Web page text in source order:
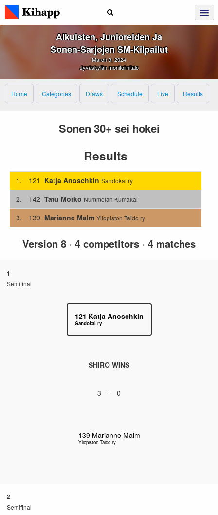
Aikuisten, Junioreiden Ja
Sonen‑sarjojen SM‑kilpailut
March 9, 2024
Jyväskylän monitoimitalo
Home Categories Draws Schedule Live Results
Sonen 30+ sei hokei
Results
1. 121 Katja Anoschkin Sandokai ry
2. 142 Tatu Morko Nummelan Kumakai
3. 139 Marianne Malm Yliopiston Taido ry
Version 8 · 4 competitors · 4 matches
1
Semifinal
121 Katja Anoschkin
Sandokai ry
SHIRO WINS
3 – 0
139 Marianne Malm
Yliopiston Taido ry
2
Semifinal